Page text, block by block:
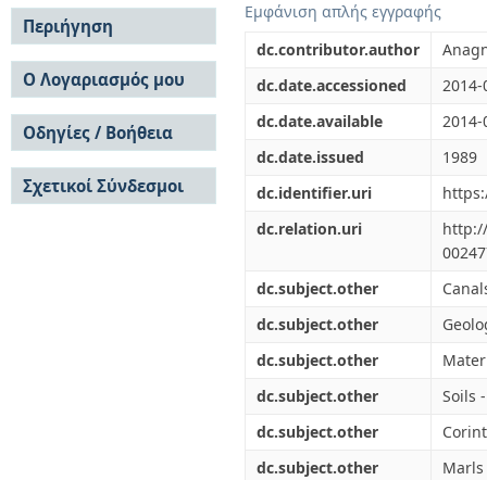
Εμφάνιση απλής εγγραφής
dc.contributor.author
dc.date.accessioned
2014-
dc.date.available
2014-
dc.date.issued
1989
dc.identifier.uri
dc.relation.uri
dc.subject.other
dc.subject.other
dc.subject.other
dc.subject.other
Soils
dc.subject.other
dc.subject.other
Marls
Περιήγηση
Σε όλο το DSpace
Κοινότητες & Συλλογές
Ανά Ημερομηνία
Έκδοσης
Συγγραφείς
Τίτλοι
Θέματα
Ο Λογαριασμός μου
Σύνδεση
Εγγραφή
Οδηγίες / Βοήθεια
Οδηγίες Υποβολής
Οδηγίες Χρήσης ΙΑ
Συχνές Ερωτήσεις
Σχετικοί Σύνδεσμοι